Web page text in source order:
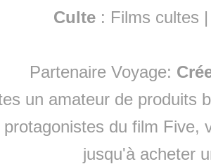
Culte : Films cultes
Partenaire Voyage:
un amateur de produits
du film Five,
jusqu'à acheter